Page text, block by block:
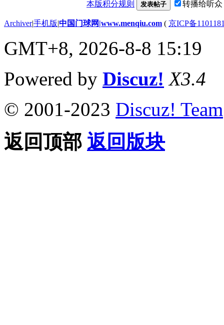
本版积分规则 发表帖子 转播给听众
Archiver|手机版|中国门球网|www.menqiu.com ( 京ICP备
GMT+8, 2026-8-8 15:19
Powered by Discuz! X3.4
© 2001-2023 Discuz! Team
返回顶部 返回版块